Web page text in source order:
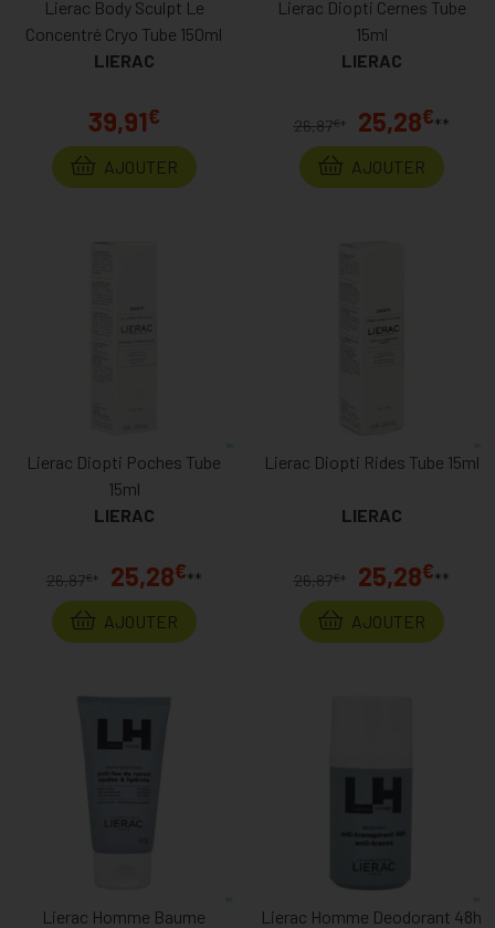
Lierac Body Sculpt Le
Concentré Cryo Tube 150ml
LIERAC
39,91€
AJOUTER
Lierac Diopti Cernes Tube
15ml
LIERAC
26,87€ * 25,28€**
AJOUTER
Lierac Diopti Poches Tube
15ml
LIERAC
26,87€ * 25,28€**
AJOUTER
Lierac Diopti Rides Tube 15ml
LIERAC
26,87€ * 25,28€**
AJOUTER
Lierac Homme Baume
Lierac Homme Deodorant 48h